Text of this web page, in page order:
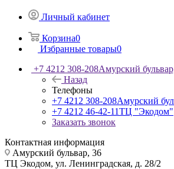
Личный кабинет
Корзина0
Избранные товары0
+7 4212 308-208Амурский
Назад
Телефоны
+7 4212 308-208Амурский
+7 4212 46-42-11ТЦ "Экодом"
Заказать звонок
Контактная информация
Амурский бульвар, 36
ТЦ Экодом, ул. Ленинградская, д. 28/2